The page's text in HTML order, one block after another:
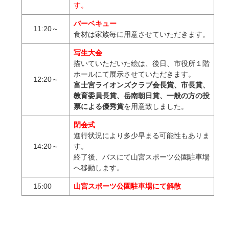
す。
11:20～
バーベキュー
食材は家族毎に用意させていただきます。
12:20～
写生大会
描いていただいた絵は、後日、市役所１階
ホールにて展示させていただきます。
富士宮ライオンズクラブ会長賞、市長賞、
教育委員長賞、岳南朝日賞、一般の方の投
票による優秀賞を用意致しました。
14:20～
閉会式
進行状況により多少早まる可能性もありま
す。
終了後、バスにて山宮スポーツ公園駐車場
へ移動します。
15:00 山宮スポーツ公園駐車場にて解散